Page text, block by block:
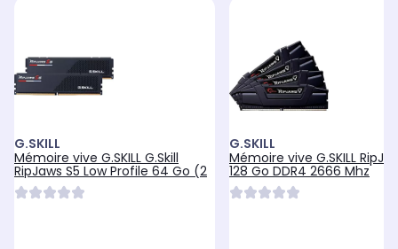
G.SKILL
Mémoire vive G.SKILL G.Skill
RipJaws S5 Low Profile 64 Go (2
G.SKILL
Mémoire vive G.SKILL
128 Go DDR4 2666 Mhz